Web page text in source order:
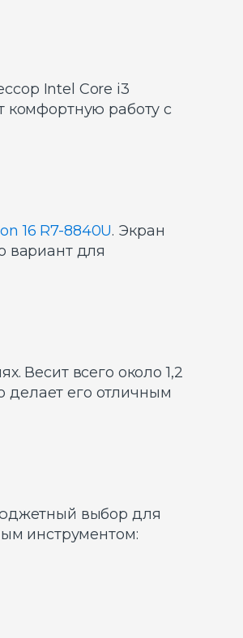
Intel Core i3
комфортную работу с
16 R7-8840U. Экран
вариант для
Весит всего около 1,2
делает его отличным
выбор для
инструментом: